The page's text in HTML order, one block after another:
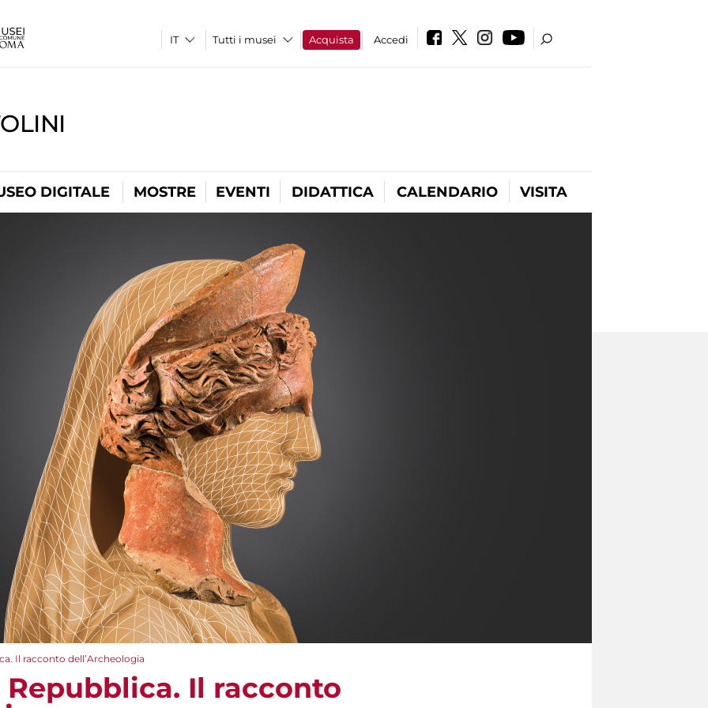
Tutti i musei Acquista Accedi
DIGITALE MOSTRE EVENTI DIDATTICA CALENDARIO VISITA
Il racconto dell’Archeologia
Repubblica. Il racconto